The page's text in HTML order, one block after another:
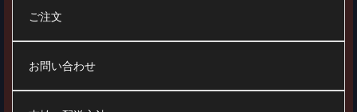
ご注文
お問い合わせ